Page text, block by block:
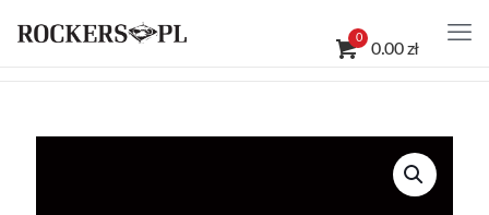
0
0.00 zł